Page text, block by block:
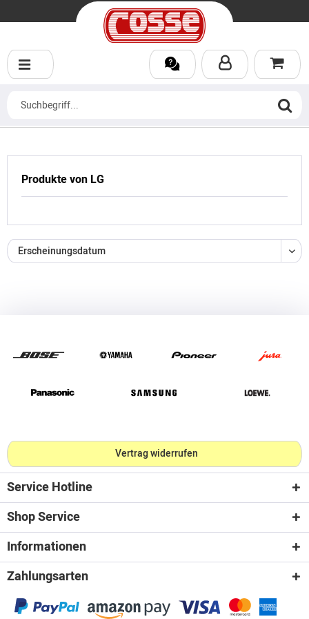
Produkte von LG
Vertrag widerrufen
Service Hotline
Shop Service
Informationen
Zahlungsarten